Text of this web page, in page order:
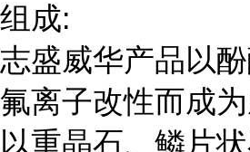
组成:
志盛威华产品以
氟离子改性而成
以重晶石、鳞片